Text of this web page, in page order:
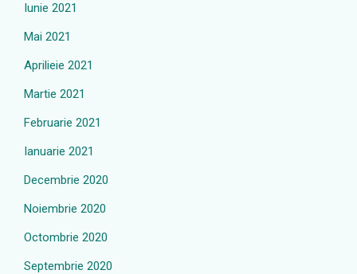
Iunie 2021
Mai 2021
Aprilieie 2021
Martie 2021
Februarie 2021
Ianuarie 2021
Decembrie 2020
Noiembrie 2020
Octombrie 2020
Septembrie 2020